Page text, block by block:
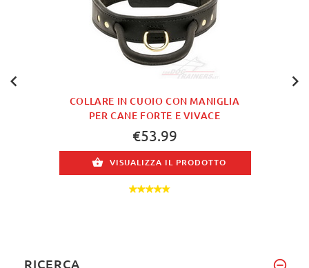
COLLARE IN CUOIO CON MANIGLIA
PER CANE FORTE E VIVACE
€53.99
VISUALIZZA IL PRODOTTO
RICERCA